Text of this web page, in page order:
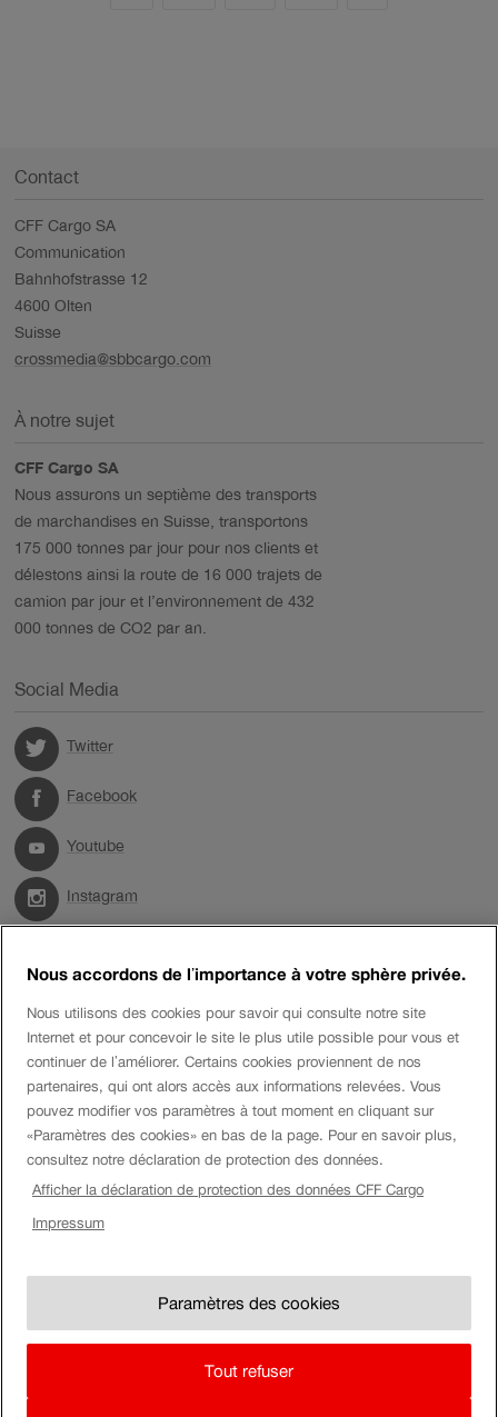
Contact
CFF Cargo SA
Communication
Bahnhofstrasse 12
4600 Olten
Suisse
crossmedia@sbbcargo.com
À notre sujet
CFF Cargo SA
Nous assurons un septième des transports
de marchandises en Suisse, transportons
175 000 tonnes par jour pour nos clients et
délestons ainsi la route de 16 000 trajets de
camion par jour et l’environnement de 432
000 tonnes de CO2 par an.
Social Media
Twitter
Facebook
Youtube
Instagram
AUTOMATISATION
GOTTHARD-BASISTUNNEL @FR GOTTHARD @FR
GÜTERVERKEHR @FR GÜTERWAGEN KOMBINIERTER VERKEHR @FR
LOGISTIK LOGISTIQUE MAINTENANCE SBB CARGO
SCHIENENGÜTERVERKEHR @FR TRAFIC COMBINÉ
TRAFIC DE WAGONS COMPLETS
Nous accordons de l’importance à votre sphère privée.
Nous utilisons des cookies pour savoir qui consulte notre site
Internet et pour concevoir le site le plus utile possible pour vous et
continuer de l’améliorer. Certains cookies proviennent de nos
partenaires, qui ont alors accès aux informations relevées. Vous
pouvez modifier vos paramètres à tout moment en cliquant sur
«Paramètres des cookies» en bas de la page. Pour en savoir plus,
consultez notre déclaration de protection des données.
Afficher la déclaration de protection des données CFF Cargo
Impressum
Paramètres des cookies
Tout refuser